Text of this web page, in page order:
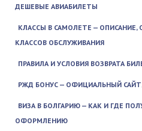
ДЕШЕВЫЕ АВИАБИЛЕТЫ
КЛАССЫ В САМОЛЕТЕ —
КЛАССОВ ОБСЛУЖИВАНИЯ
ПРАВИЛА И УСЛОВИЯ ВОЗВРАТА
РЖД БОНУС — ОФИЦИАЛЬНЫЙ
ВИЗА В БОЛГАРИЮ — КАК И ГДЕ
ОФОРМЛЕНИЮ